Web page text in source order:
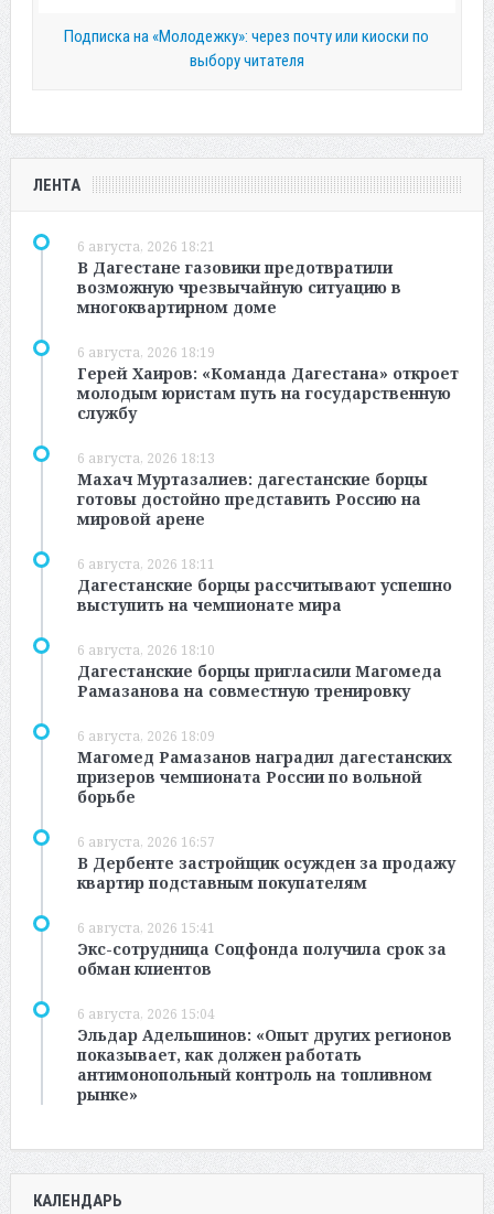
Подписка на «Молодежку»: через почту или киоски по
выбору читателя
ЛЕНТА
6 августа, 2026 18:21
В Дагестане газовики предотвратили
возможную чрезвычайную ситуацию в
многоквартирном доме
6 августа, 2026 18:19
Герей Хаиров: «Команда Дагестана» откроет
молодым юристам путь на государственную
службу
6 августа, 2026 18:13
Махач Муртазалиев: дагестанские борцы
готовы достойно представить Россию на
мировой арене
6 августа, 2026 18:11
Дагестанские борцы рассчитывают успешно
выступить на чемпионате мира
6 августа, 2026 18:10
Дагестанские борцы пригласили Магомеда
Рамазанова на совместную тренировку
6 августа, 2026 18:09
Магомед Рамазанов наградил дагестанских
призеров чемпионата России по вольной
борьбе
6 августа, 2026 16:57
В Дербенте застройщик осужден за продажу
квартир подставным покупателям
6 августа, 2026 15:41
Экс-сотрудница Соцфонда получила срок за
обман клиентов
6 августа, 2026 15:04
Эльдар Адельшинов: «Опыт других регионов
показывает, как должен работать
антимонопольный контроль на топливном
рынке»
КАЛЕНДАРЬ